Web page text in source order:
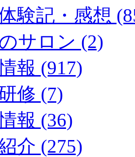
験記・感想
サロン (2)
報 (917)
修 (7)
報 (36)
介 (275)